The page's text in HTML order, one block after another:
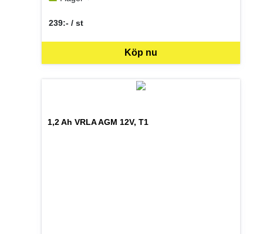
Köp nu
239:- / st
SEK per ST
1,2 Ah VRLA AGM 12V, T1